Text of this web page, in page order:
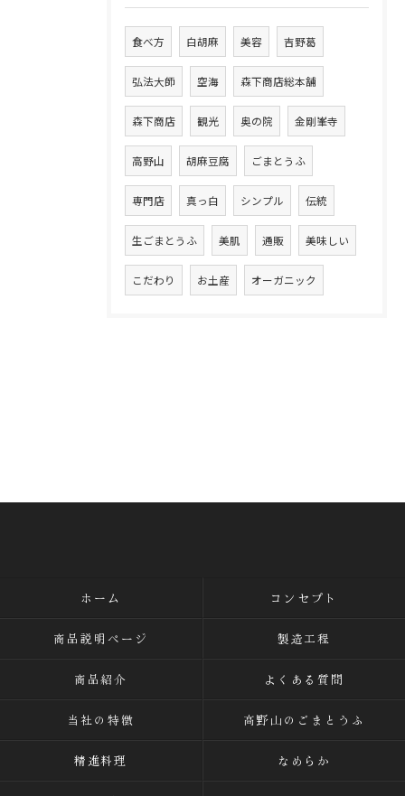
食べ方 白胡麻 美容 吉野葛
弘法大師 空海 森下商店総本舗
森下商店 観光 奥の院 金剛峯寺
高野山 胡麻豆腐 ごまとうふ
専門店 真っ白 シンプル 伝統
生ごまとうふ 美肌 通販 美味しい
こだわり お土産 オーガニック
ホーム コンセプト
商品説明ページ 製造工程
商品紹介 よくある質問
当社の特徴 高野山のごまとうふ
精進料理 なめらか